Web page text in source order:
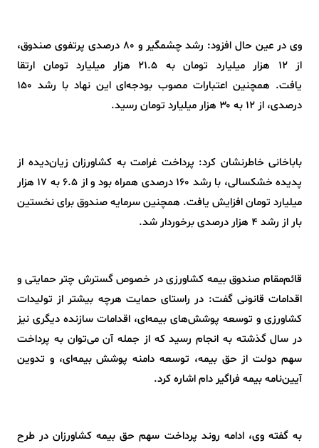
وی در عین حال افزود: رشد چشمگیر و ۸۰ درصدی پرتفوی صندوق،
از ۱۲ هزار میلیارد تومان به ۲۱.۵ هزار میلیارد تومان ارتقا
یافت. همچنین اعتبارات مصوب بودجه‌ای این نهاد با رشد ۱۵۰
درصدی، از ۱۲ به ۳۰ هزار میلیارد تومان رسید.
باباخانی خاطرنشان کرد: پرداخت غرامت به کشاورزان زیان‌دیده از
پدیده خشکسالی، با رشد ۱۶۰ درصدی همراه بود و از ۶.۵ به ۱۷ هزار
میلیارد تومان افزایش یافت. همچنین سرمایه صندوق برای نخستین
بار از رشد 4 هزار درصدی برخوردار شد.
قائم‌مقام صندوق بیمه کشاورزی در خصوص گسترش چتر حمایتی و
اقدامات قانونی گفت: در راستای حمایت هرچه بیشتر از تولیدات
کشاورزی و توسعه پوشش‌های بیمه‌ای، اقدامات سازنده دیگری نیز
در سال گذشته به انجام رسید که از جمله آن می‌توان به پرداخت
سهم دولت از حق بیمه، توسعه دامنه پوشش بیمه‌ای، و تدوین
آیین‌نامه بیمه فراگیر دام اشاره کرد.
به گفته وی، ادامه روند پرداخت سهم حق بیمه کشاورزان در طرح